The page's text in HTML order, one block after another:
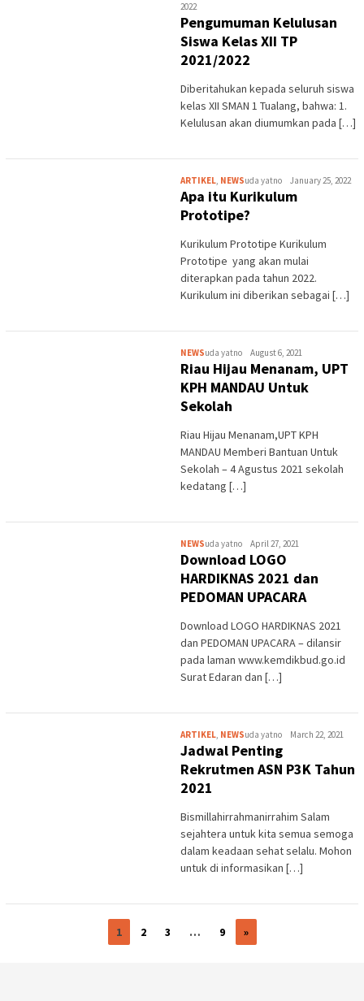
2022
Pengumuman Kelulusan
Siswa Kelas XII TP
2021/2022
Diberitahukan kepada seluruh siswa
kelas XII SMAN 1 Tualang, bahwa: 1.
Kelulusan akan diumumkan pada […]
ARTIKEL, NEWSuda yatno January 25, 2022
Apa itu Kurikulum
Prototipe?
Kurikulum Prototipe Kurikulum
Prototipe yang akan mulai
diterapkan pada tahun 2022.
Kurikulum ini diberikan sebagai […]
NEWSuda yatno August 6, 2021
Riau Hijau Menanam, UPT
KPH MANDAU Untuk
Sekolah
Riau Hijau Menanam,UPT KPH
MANDAU Memberi Bantuan Untuk
Sekolah – 4 Agustus 2021 sekolah
kedatang […]
NEWSuda yatno April 27, 2021
Download LOGO
HARDIKNAS 2021 dan
PEDOMAN UPACARA
Download LOGO HARDIKNAS 2021
dan PEDOMAN UPACARA – dilansir
pada laman www.kemdikbud.go.id
Surat Edaran dan […]
ARTIKEL, NEWSuda yatno March 22, 2021
Jadwal Penting
Rekrutmen ASN P3K Tahun
2021
Bismillahirrahmanirrahim Salam
sejahtera untuk kita semua semoga
dalam keadaan sehat selalu. Mohon
untuk di informasikan […]
1 2 3 … 9 »